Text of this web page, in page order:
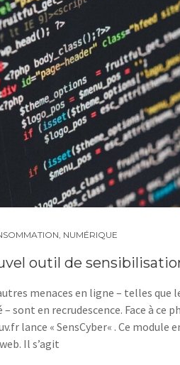
, NUMÉRIQUE
outil de
menaces en ligne – telles que
sont en recrudescence. Face à ce
lance « SensCyber« . Ce
Il s’agit